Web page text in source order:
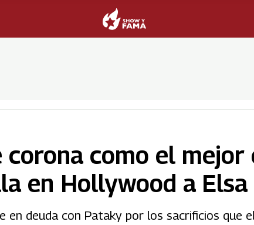
como el mejor
en Hollywood a Elsa
deuda con Pataky por los sacrificios que